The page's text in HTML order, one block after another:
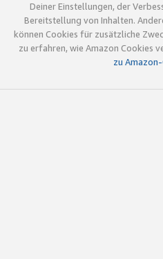
Deiner Einstellungen, der
Bereitstellung von Inhalten.
können Cookies für zusätzliche
zu erfahren, wie Amazon Cookies
zu